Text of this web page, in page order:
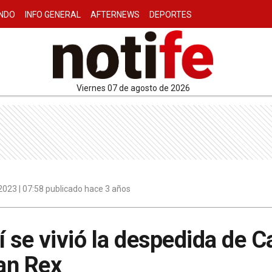
INFO GENERAL AFTERNEWS DEPORTES
viernes 07 de agosto de 2026
| 07:58 publicado hace 3 años
se vivió la despedida de
Rex